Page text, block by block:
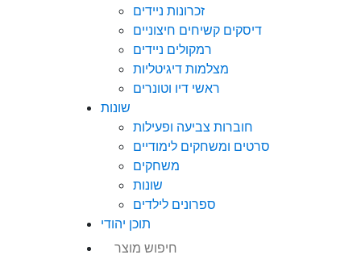
זכרונות ניידים
דיסקים קשיחים חיצוניים
רמקולים ניידים
מצלמות דיגיטליות
ראשי דיו וטונרים
שונות
חוברות צביעה ופעילות
סרטים ומשחקים לימודיים
משחקים
שונות
ספרונים לילדים
תוכן יהודי